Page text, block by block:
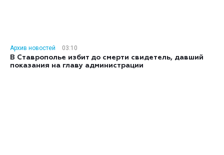
Архив новостей
03:10
В Ставрополье избит до смерти свидетель, давший
показания на главу администрации